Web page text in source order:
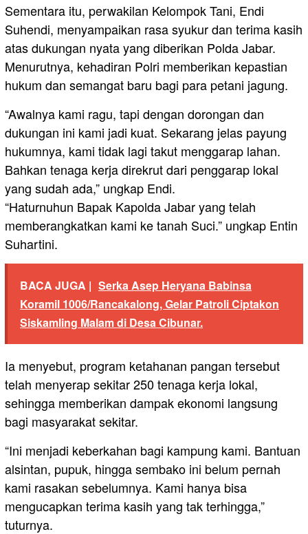
Sementara itu, perwakilan Kelompok Tani, Endi
Suhendi, menyampaikan rasa syukur dan terima kasih
atas dukungan nyata yang diberikan Polda Jabar.
Menurutnya, kehadiran Polri memberikan kepastian
hukum dan semangat baru bagi para petani jagung.
“Awalnya kami ragu, tapi dengan dorongan dan
dukungan ini kami jadi kuat. Sekarang jelas payung
hukumnya, kami tidak lagi takut menggarap lahan.
Bahkan tenaga kerja direkrut dari penggarap lokal
yang sudah ada,” ungkap Endi.
“Haturnuhun Bapak Kapolda Jabar yang telah
memberangkatkan kami ke tanah Suci.” ungkap Entin
Suhartini.
BACA JUGA | Serka Asep Heryana Babinsa
Koramil 1006/Rancakalong, Gelar Patroli Ciptakon
Siskamling Malam di Desa Cibunar.
Ia menyebut, program ketahanan pangan tersebut
telah menyerap sekitar 250 tenaga kerja lokal,
sehingga memberikan dampak ekonomi langsung
bagi masyarakat sekitar.
“Ini menjadi keberkahan bagi kampung kami. Bantuan
alsintan, pupuk, hingga sembako ini belum pernah
kami rasakan sebelumnya. Kami hanya bisa
mengucapkan terima kasih yang tak terhingga,”
tuturnya.